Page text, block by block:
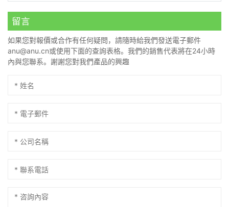
留言
如果您對報價或合作有任何疑問，請隨時給我們發送電子郵件
anu@anu.cn或使用下面的查詢表格。我們的銷售代表將在24小時
內與您聯系。謝謝您對我們產品的興趣